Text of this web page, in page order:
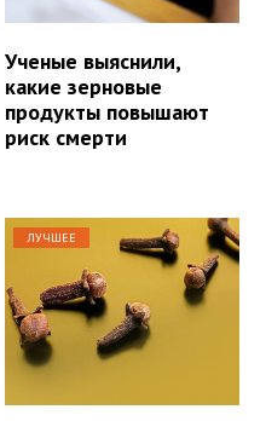
Ученые выяснили,
какие зерновые
продукты повышают
риск смерти
ЛУЧШЕЕ